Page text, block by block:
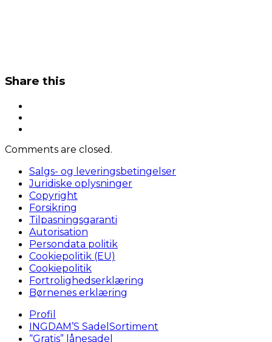
Share this
Comments are closed.
Salgs- og leveringsbetingelser
Juridiske oplysninger
Copyright
Forsikring
Tilpasningsgaranti
Autorisation
Persondata politik
Cookiepolitik (EU)
Cookiepolitik
Fortrolighedserklæring
Børnenes erklæring
Profil
INGDAM’S SadelSortiment
“Gratis” lånesadel